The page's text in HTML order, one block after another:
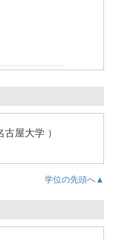
屋大学 ）
学位の先頭へ▲